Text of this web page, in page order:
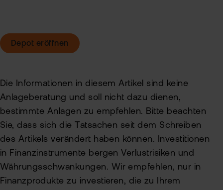
Depot eröffnen
Die Informationen in diesem Artikel sind keine
Anlageberatung und soll nicht dazu dienen,
bestimmte Anlagen zu empfehlen. Bitte beachten
Sie, dass sich die Tatsachen seit dem Schreiben
des Artikels verändert haben können. Investitionen
in Finanzinstrumente bergen Verlustrisiken und
Währungsschwankungen. Wir empfehlen, nur in
Finanzprodukte zu investieren, die zu Ihrem